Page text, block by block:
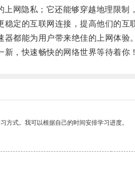
隐私；它还能够穿越地理限制
的互联网连接，提高他们的互
都能为用户带来绝佳的上网体验。
，快速畅快的网络世界等待着你
方式。我可以根据自己的时间安排学习进度。